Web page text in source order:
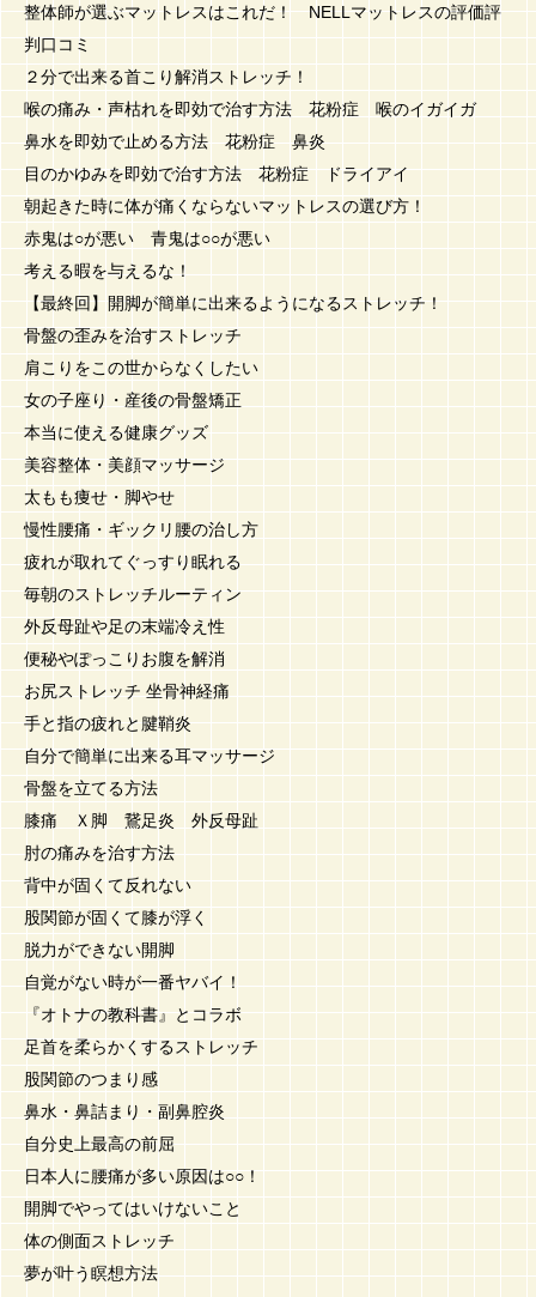
整体師が選ぶマットレスはこれだ！ NELLマットレスの評価評
判口コミ
２分で出来る首こり解消ストレッチ！
喉の痛み・声枯れを即効で治す方法 花粉症 喉のイガイガ
鼻水を即効で止める方法 花粉症 鼻炎
目のかゆみを即効で治す方法 花粉症 ドライアイ
朝起きた時に体が痛くならないマットレスの選び方！
赤鬼は○が悪い 青鬼は○○が悪い
考える暇を与えるな！
【最終回】開脚が簡単に出来るようになるストレッチ！
骨盤の歪みを治すストレッチ
肩こりをこの世からなくしたい
女の子座り・産後の骨盤矯正
本当に使える健康グッズ
美容整体・美顔マッサージ
太もも痩せ・脚やせ
慢性腰痛・ギックリ腰の治し方
疲れが取れてぐっすり眠れる
毎朝のストレッチルーティン
外反母趾や足の末端冷え性
便秘やぽっこりお腹を解消
お尻ストレッチ 坐骨神経痛
手と指の疲れと腱鞘炎
自分で簡単に出来る耳マッサージ
骨盤を立てる方法
膝痛 Ｘ脚 鵞足炎 外反母趾
肘の痛みを治す方法
背中が固くて反れない
股関節が固くて膝が浮く
脱力ができない開脚
自覚がない時が一番ヤバイ！
『オトナの教科書』とコラボ
足首を柔らかくするストレッチ
股関節のつまり感
鼻水・鼻詰まり・副鼻腔炎
自分史上最高の前屈
日本人に腰痛が多い原因は○○！
開脚でやってはいけないこと
体の側面ストレッチ
夢が叶う瞑想方法